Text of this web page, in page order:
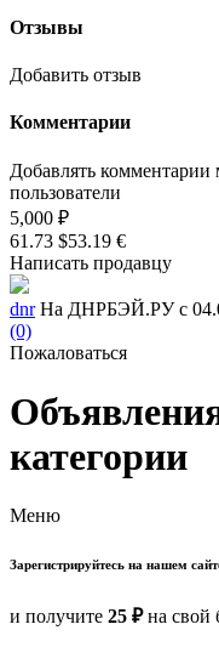
Отзывы
Добавить отзыв
Комментарии
Добавлять комментарии
пользователи
5,000 ₽
61.73 $53.19 €
Написать продавцу
dnr На ДНРБЭЙ.РУ с
(0)
Пожаловаться
категории
Меню
Зарегистрируйтесь на нашем
и получите 25 ₽на свой